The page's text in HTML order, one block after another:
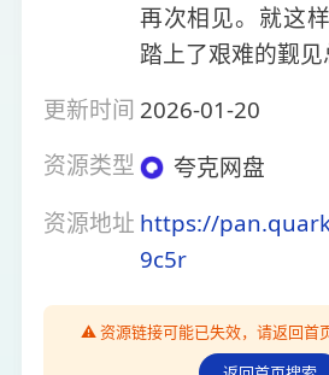
再次相见。就这
踏上了艰难的觐
更新时间 2026-01-20
资源类型
夸克网盘
资源地址 https://
9c5r
⚠️ 资源链接可能已失效，请返回首